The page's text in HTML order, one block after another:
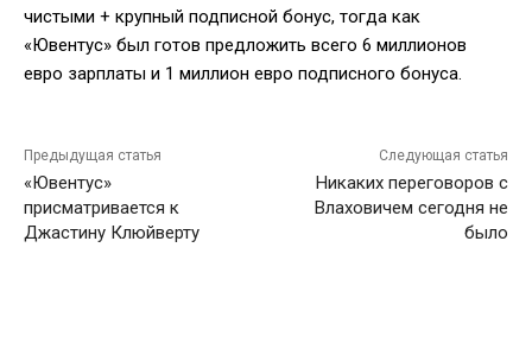
чистыми + крупный подписной бонус, тогда как
«Ювентус» был готов предложить всего 6 миллионов
евро зарплаты и 1 миллион евро подписного бонуса.
Предыдущая статья
«Ювентус»
присматривается к
Джастину Клюйверту
Следующая статья
Никаких переговоров с
Влаховичем сегодня не
было